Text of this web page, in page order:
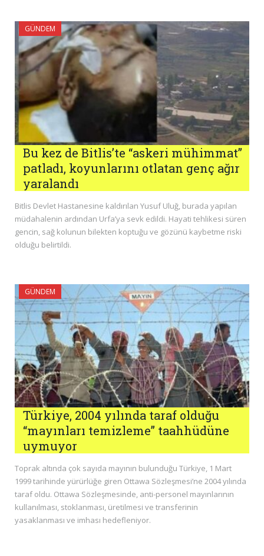
GÜNDEM
Bu kez de Bitlis’te “askeri mühimmat”
patladı, koyunlarını otlatan genç ağır
yaralandı
Bitlis Devlet Hastanesine kaldırılan Yusuf Uluğ, burada yapılan
müdahalenin ardından Urfa’ya sevk edildi. Hayati tehlikesi süren
gencin, sağ kolunun bilekten koptuğu ve gözünü kaybetme riski
olduğu belirtildi.
GÜNDEM
Türkiye, 2004 yılında taraf olduğu
“mayınları temizleme” taahhüdüne
uymuyor
Toprak altında çok sayıda mayının bulunduğu Türkiye, 1 Mart
1999 tarihinde yürürlüğe giren Ottawa Sözleşmesi’ne 2004 yılında
taraf oldu. Ottawa Sözleşmesinde, anti-personel mayınlarının
kullanılması, stoklanması, üretilmesi ve transferinin
yasaklanması ve imhası hedefleniyor.